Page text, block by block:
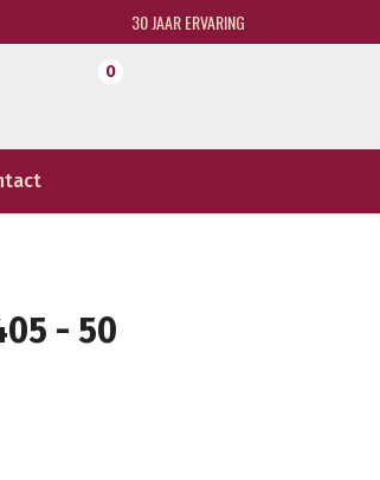
30 JAAR ERVARING
0
- 50